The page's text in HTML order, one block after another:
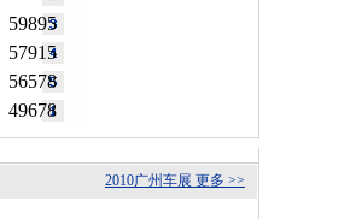
59895
57915
56578
49678
更多 >>
2010广州车展